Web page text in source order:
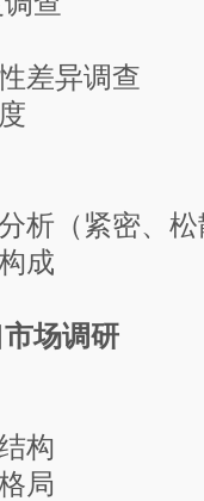
异调查
紧密、松
成
场调研
构
局